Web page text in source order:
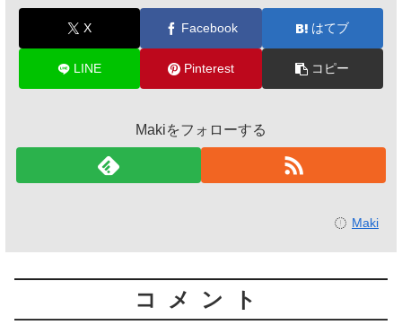
X Facebook はてブ
LINE Pinterest コピー
Makiをフォローする
Maki
コメント